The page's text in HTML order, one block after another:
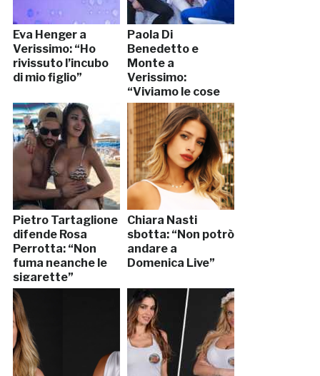
Eva Henger a
Verissimo: “Ho
rivissuto l’incubo
di mio figlio”
Paola Di
Benedetto e
Monte a
Verissimo:
“Viviamo le cose
come vengono”
Pietro Tartaglione
difende Rosa
Perrotta: “Non
fuma neanche le
sigarette”
Chiara Nasti
sbotta: “Non potrò
andare a
Domenica Live”